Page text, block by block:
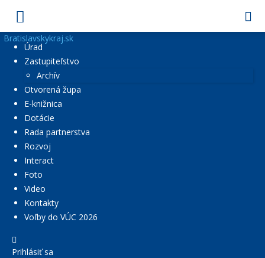
Bratislavskykraj.sk
Úrad
Zastupiteľstvo
Archív
Otvorená župa
E-knižnica
Dotácie
Rada partnerstva
Rozvoj
Interact
Foto
Video
Kontakty
Voľby do VÚC 2026
Prihlásiť sa